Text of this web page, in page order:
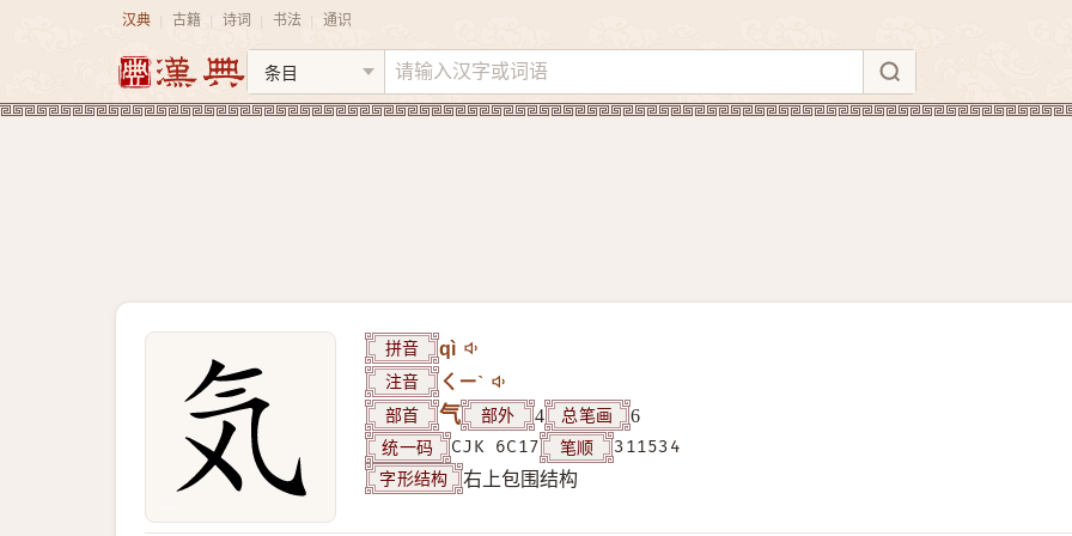
汉典 古籍 诗词 书法 通识
拼音 qì
注音 ㄑㄧˋ
部首 气 部外 4 总笔画 6
统一码 CJK 6C17 笔顺 311534
字形结构 右上包围结构